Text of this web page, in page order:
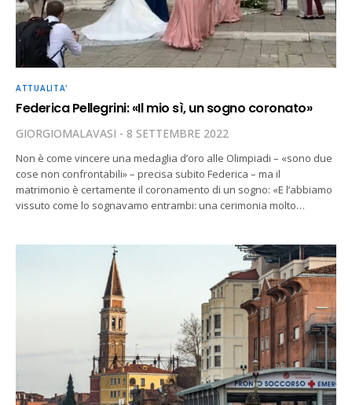
ATTUALITA'
Federica Pellegrini: «Il mio sì, un sogno coronato»
GIORGIOMALAVASI 8 SETTEMBRE 2022
Non è come vincere una medaglia d’oro alle Olimpiadi – «sono due
cose non confrontabili» – precisa subito Federica – ma il
matrimonio è certamente il coronamento di un sogno: «E l’abbiamo
vissuto come lo sognavamo entrambi: una cerimonia molto…